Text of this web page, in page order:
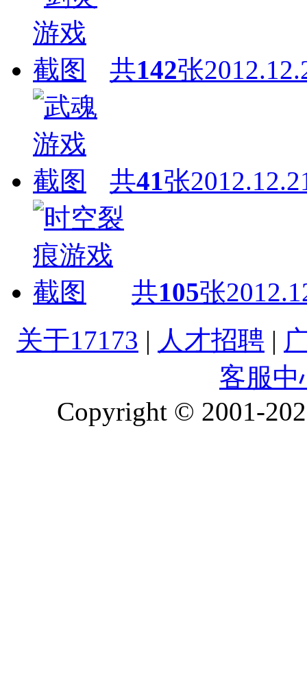
共142张
共41张
共105张
关于17173 | 人才招聘 |
客服中
Copyright © 2001-